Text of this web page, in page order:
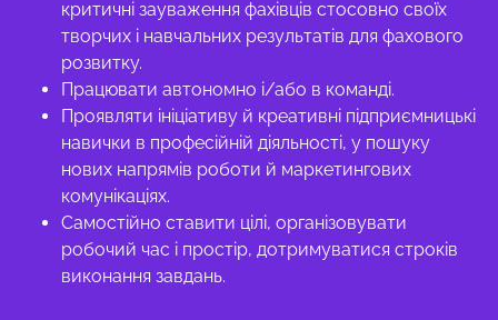
критичні зауваження фахівців стосовно своїх
творчих і навчальних результатів для фахового
розвитку.
Працювати автономно і/або в команді.
Проявляти ініціативу й креативні підприємницькі
навички в професійній діяльності, у пошуку
нових напрямів роботи й маркетингових
комунікаціях.
Самостійно ставити цілі, організовувати
робочий час і простір, дотримуватися строків
виконання завдань.